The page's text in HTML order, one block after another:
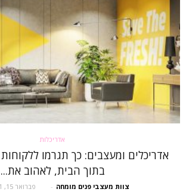
אדריכלות
אדריכלים ומעצבים: כך תגרמו
בתוך הבית, לאהוב את...
צוות מעצבי פנים מומחה - פברואר 15, 2021